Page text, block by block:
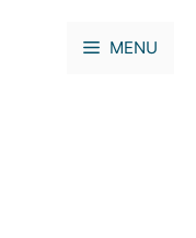
MENU